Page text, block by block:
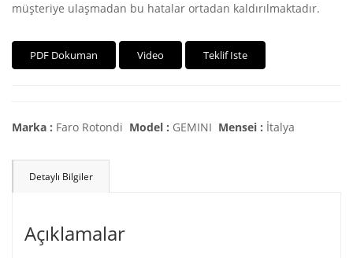
müşteriye ulaşmadan bu hatalar ortadan kaldırılmaktadır.
PDF Dokuman Video Teklif Iste
Marka : Faro Rotondi Model : GEMINI Mensei : İtalya
Detaylı Bilgiler
Açıklamalar